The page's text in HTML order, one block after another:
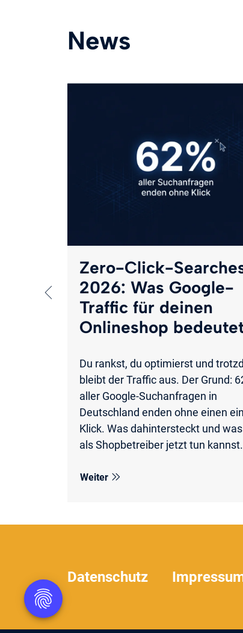
News
Zero-Click-
2026: Was Google-
Traffic für deinen
Onlineshop
Du rankst, du optimierst und
bleibt der Traffic aus. Der Grund:
aller Google-Suchanfragen in
Deutschland enden ohne einen
Klick. Was dahintersteckt und
als Shopbetreiber jetzt tun kannst.
Weiter
Datenschutz